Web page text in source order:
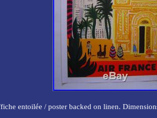
entoilée / poster backed on linen.